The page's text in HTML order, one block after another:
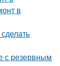
в
с резервным